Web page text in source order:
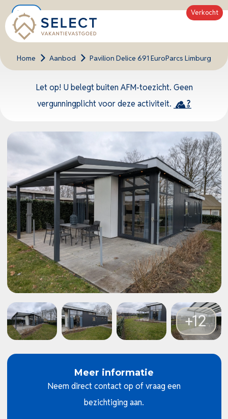
Home > Aanbod > Pavilion Delice 691 EuroParcs Limburg
Let op! U belegt buiten AFM-toezicht. Geen
vergunningplicht voor deze activiteit.
Nieuw Verkocht
Meer informatie
Neem direct contact op of vraag een
bezichtiging aan.